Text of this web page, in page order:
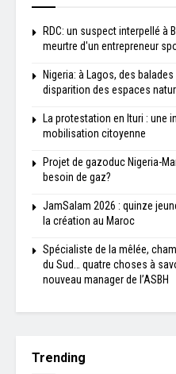
RDC: un suspect interpellé à
meurtre d'un entrepreneur
Nigeria: à Lagos, des
disparition des espaces
La protestation en Ituri : une
mobilisation citoyenne
Projet de gazoduc Nigeria-
besoin de gaz?
JamSalam 2026 : quinze
la création au Maroc
Spécialiste de la mêlée,
du Sud… quatre choses à
nouveau manager de l’ASBH
Trending